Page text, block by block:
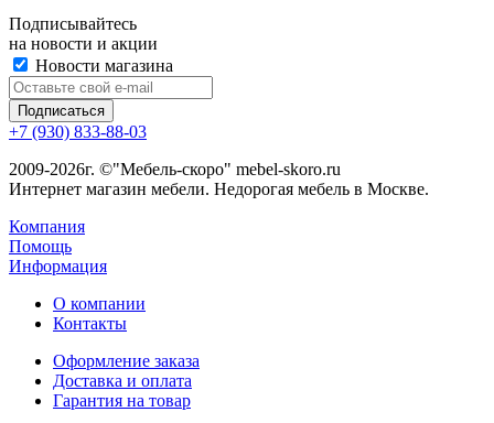
Подписывайтесь
на новости и акции
Новости магазина
+7 (930) 833-88-03
2009-2026г. ©"Мебель-скоро" mebel-skoro.ru
Интернет магазин мебели. Недорогая мебель в Москве.
Компания
Помощь
Информация
О компании
Контакты
Оформление заказа
Доставка и оплата
Гарантия на товар